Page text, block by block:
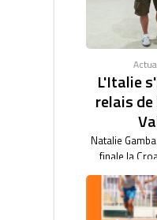
L'Italie
relais
Natalie
finale la